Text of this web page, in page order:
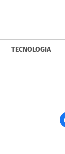
TECNOLOGIA